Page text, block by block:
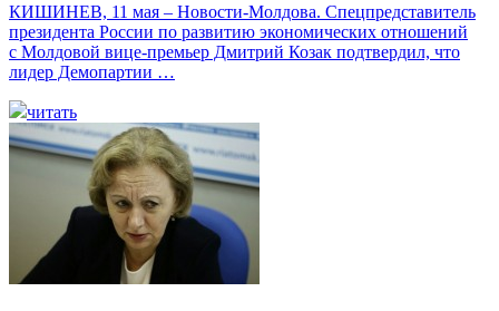
КИШИНЕВ, 11 мая – Новости-Молдова. Спецпредставитель
президента России по развитию экономических отношений
с Молдовой вице-премьер Дмитрий Козак подтвердил, что
лидер Демопартии …
читать